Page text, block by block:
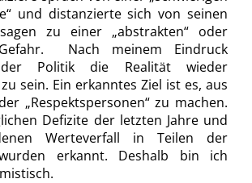
und distanzierte sich von seinen
zu einer „abstrakten“ oder
Gefahr. Nach meinem Eindruck
Politik die Realität wieder
sein. Ein erkanntes Ziel ist es, aus
„Respektspersonen“ zu machen.
Defizite der letzten Jahre und
Werteverfall in Teilen der
erkannt. Deshalb bin ich